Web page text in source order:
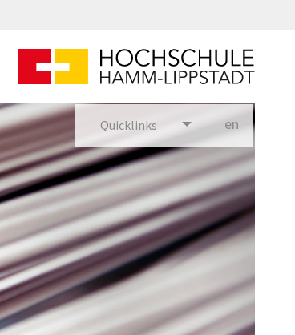
Quicklinks en glish